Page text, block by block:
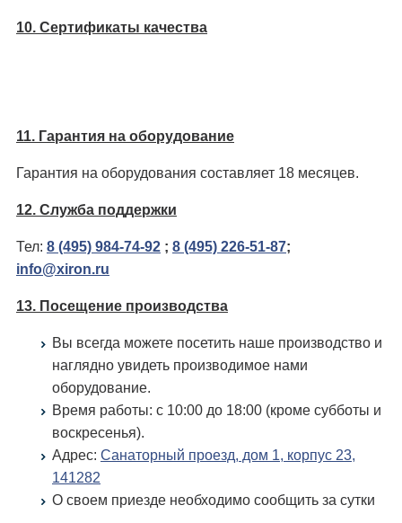
10. Сертификаты качества
11. Гарантия на оборудование
Гарантия на оборудования составляет 18 месяцев.
12. Служба поддержки
Тел: 8 (495) 984-74-92 ; 8 (495) 226-51-87;
info@xiron.ru
13. Посещение производства
Вы всегда можете посетить наше производство и
наглядно увидеть производимое нами
оборудование.
Время работы: c 10:00 до 18:00 (кроме субботы и
воскресенья).
Адрес: Санаторный проезд, дом 1, корпус 23,
141282
О своем приезде необходимо сообщить за сутки